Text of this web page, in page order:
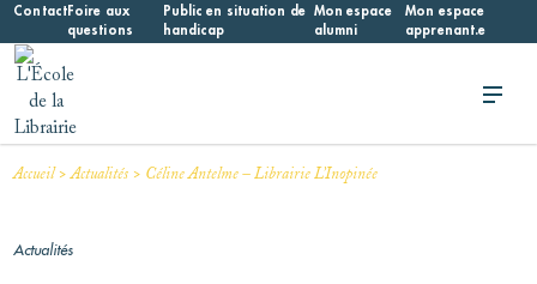
Skip
content
ContactFoire aux
questions
Public en situation de
handicap
Mon espace
alumni
Mon espace
apprenant.e
Accueil>Actualités > Céline Antelme – Librairie L’Inopinée
Actualités